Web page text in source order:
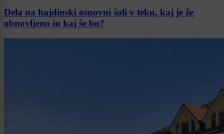
Dela na hajdinski osnovni šoli v teku, kaj je že
obnovljeno in kaj še bo?